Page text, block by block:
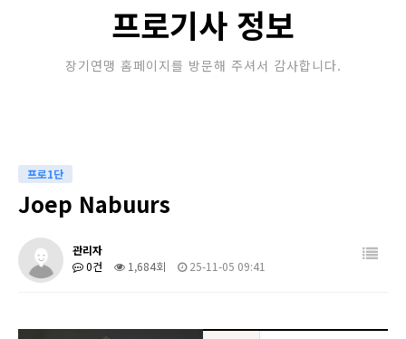
자료실
프로기사 정보
장기연맹 홈페이지를 방문해 주셔서 감사합니다.
프로1단
Joep Nabuurs
관리자
0건
1,684회 25-11-05 09:41